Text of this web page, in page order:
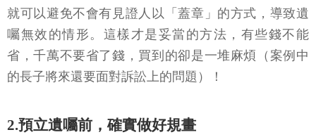
就可以避免不會有見證人以「蓋章」的方式，導致遺
囑無效的情形。這樣才是妥當的方法，有些錢不能
省，千萬不要省了錢，買到的卻是一堆麻煩（案例中
的長子將來還要面對訴訟上的問題）！
2.預立遺囑前，確實做好規畫